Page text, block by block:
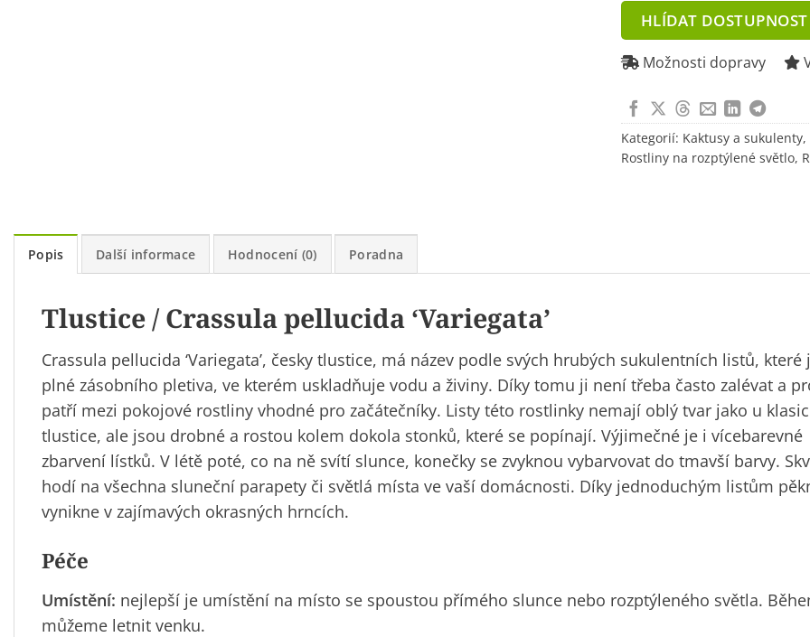
address
to
join
waitlist
for
this
HLÍDAT DOSTUPNOST
Možnosti dopravy
Kategorií: Kaktusy a sukulenty,
Rostliny na rozptýlené světlo,
Popis Další informace Hodnocení (0) Poradna
Tlustice / Crassula pellucida ‘Variegata’
Crassula pellucida ‘Variegata’, česky tlustice, má název podle svých hrubých sukulentních listů, které
plné zásobního pletiva, ve kterém uskladňuje vodu a živiny. Díky tomu ji není třeba často zalévat a
patří mezi pokojové rostliny vhodné pro začátečníky. Listy této rostlinky nemají oblý tvar jako u
tlustice, ale jsou drobné a rostou kolem dokola stonků, které se popínají. Výjimečné je i vícebarevné
zbarvení lístků. V létě poté, co na ně svítí slunce, konečky se zvyknou vybarvovat do tmavší barvy.
hodí na všechna sluneční parapety či světlá místa ve vaší domácnosti. Díky jednoduchým listům
vynikne v zajímavých okrasných hrncích.
Péče
Umístění: nejlepší je umístění na místo se spoustou přímého slunce nebo rozptýleného světla.
můžeme letnit venku.